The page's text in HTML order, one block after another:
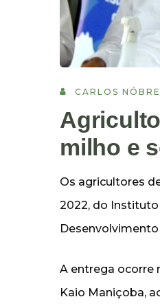
CARLOS
milho e
Os agricultores
2022, do
Desenvolvimento
A entrega ocorre
Kaio Maniçoba,